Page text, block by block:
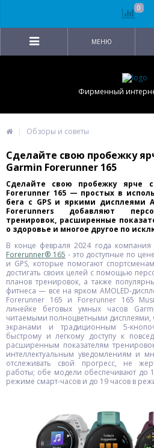
Фирменный
МЕНЮ
Обзоры и советы
Сделайте свою пробежку
Garmin Forerunner 165
Сделайте свою пробежку ярче
Forerunner 165 — простых в
бега с GPS и яркими дисплеями
Forerunners добавляют
тренировок, расширенные
о здоровье и многое другое по
В конце февраля 2024 года компания
Forerunner® 165 - это доступные по
и GPS, которые помогают
достигать своих целей с помощью
планов тренировок, а также
фитнеса — все на ярком AMOLED-
Forerunner 165 и Forerunner 165
линейке беговых умных часов
читаемыми полноцветными дисплеями,
экранами и традиционным 5-
быстрому и легкому доступу к
расширенным показателям
интеллектуальным уведомлениям и
отслеживать свой прогресс, не
работы; обе модели обеспечивают до
режиме смарт-часов и до 19 часов в
0